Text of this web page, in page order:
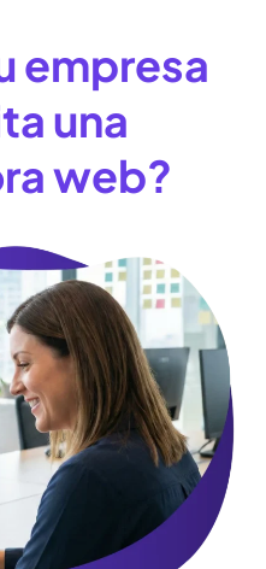
empresa
una
web?